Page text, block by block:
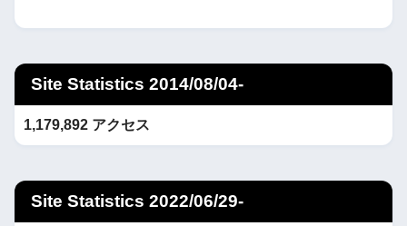
Site Statistics 2014/08/04-
1,179,892 アクセス
Site Statistics 2022/06/29-